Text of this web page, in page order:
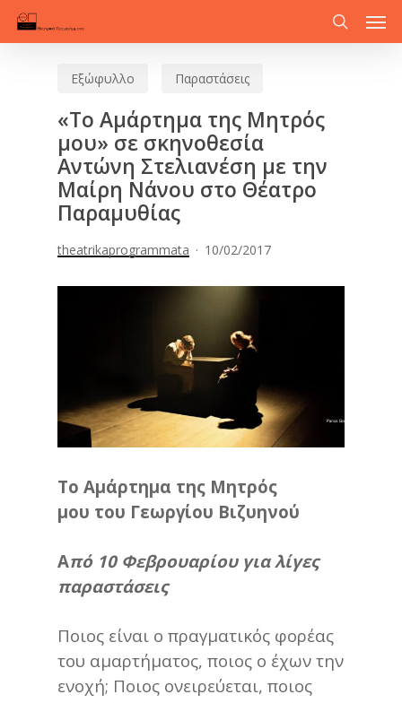
Skip
search
Εξώφυλλο Παραστάσεις
«Το Αμάρτημα της Μητρός
μου» σε σκηνοθεσία
Αντώνη Στελιανέση με την
Μαίρη Νάνου στο Θέατρο
Παραμυθίας
theatrikaprogrammata 10/02/2017
Το Αμάρτημα της Μητρός
μου του Γεωργίου Βιζυηνού
Από 10 Φεβρουαρίου για λίγες
παραστάσεις
Ποιος είναι ο πραγματικός φορέας
του αμαρτήματος, ποιος ο έχων την
ενοχή; Ποιος ονειρεύεται, ποιος